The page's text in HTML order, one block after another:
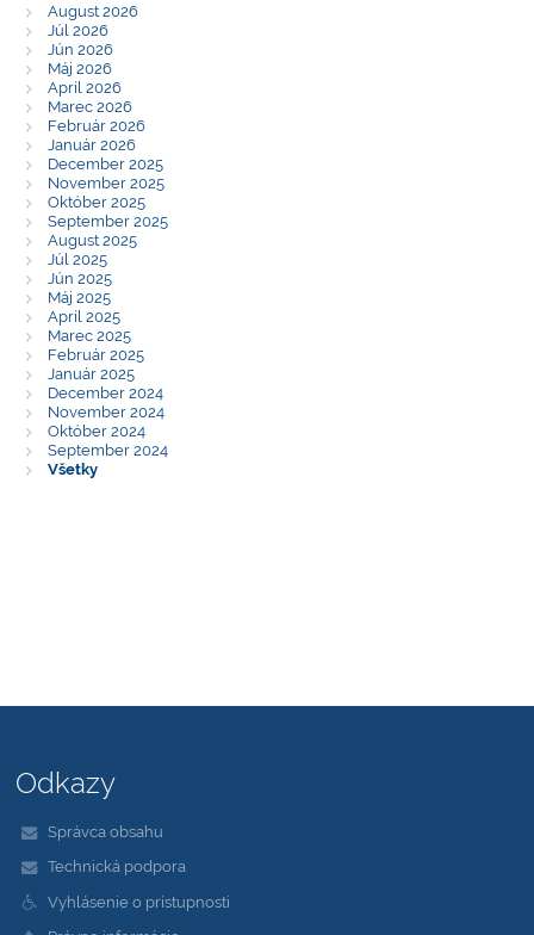
August 2026
Júl 2026
Jún 2026
Máj 2026
Apríl 2026
Marec 2026
Február 2026
Január 2026
December 2025
November 2025
Október 2025
September 2025
August 2025
Júl 2025
Jún 2025
Máj 2025
Apríl 2025
Marec 2025
Február 2025
Január 2025
December 2024
November 2024
Október 2024
September 2024
Všetky
Odkazy
Správca obsahu
Technická podpora
Vyhlásenie o prístupnosti